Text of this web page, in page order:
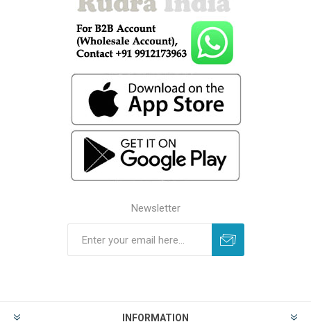
Newsletter
INFORMATION